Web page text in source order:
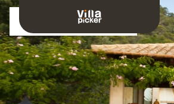
Connessione